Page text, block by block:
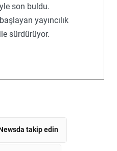
son buldu.
yayıncılık
sürdürüyor.
takip edin